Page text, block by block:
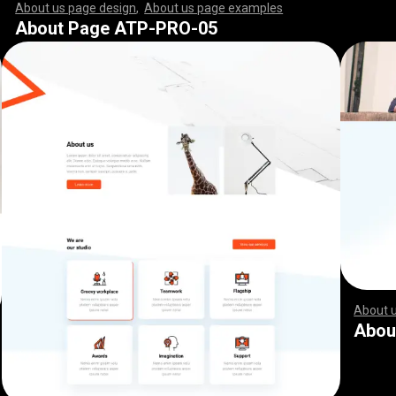
About us page design ,About us page examples
,,,,,,,,,,,,,,,,,,,,,,,, ,,,,,,,,,,,,,,,,,,,,,,,,,,,
,,,,,,,,,,,,,,,,,,,,,,,, ,,,,,,,,,,,,,,,,,,,,,,,,,,,
,,,,,,,,,,,,,,,,,,,,,,,, ,,,,,,,,,,,,,,,,,,,,,,,,,,,
,,,,,,,,,,,,,,,,,,,,,,,, ,,,,,,,,,,,,,,,,,,,,,,,,,,,
,,,,,,,,,,,,,,,,,,,,,,,, ,,,,,,,,,,,,,,,,,,,,,,,,,,,
,,,,,,,,,,,,,,,,,,,,,,,, ,,,,,,,,,,,,,,,,,,,,,,,,,,,
,,,,,,,,,,,,,,,,,,,,,,,, ,,,,,,,,,,,,,,,,,,,,,,,,,,,
,,,,,,,,,,,,,,,,,,,,,,,, ,,,,,,,,,,,,,,,,,,,,,,,,,,,
,,
About Page ATP-PRO-05
About
,,,,,,,,
,,,,,,,,
,,,,,,,,
,,,,,,,,
,,,,,,,,
,,,,,,,,
,,,,,,,,
,,,,,,,,
,,